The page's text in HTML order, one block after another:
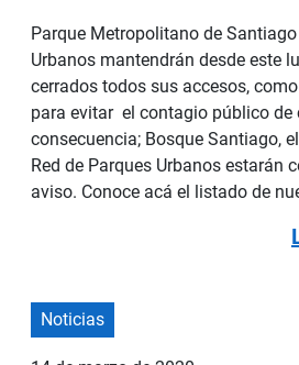
Parque Metropolitano de
Urbanos mantendrán desde este
cerrados todos sus accesos,
para evitar el contagio público de
consecuencia; Bosque Santiago,
Red de Parques Urbanos estarán
aviso. Conoce acá el listado de
Noticias